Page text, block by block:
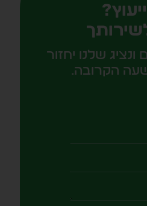
שלנו יחזור
הקרובה.